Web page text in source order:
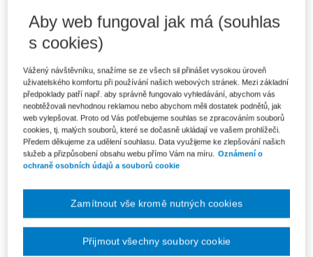
Upozorňujeme, že v období od 1.8. do 21.8. z technických
důvodů nemůžeme vystavovat daňové doklady. Budou vám
zaslány dodatečně e-mailem.
Ceny jsou včetně DPH
Ke stažení
Meritum Daň z příjmů 2023_obsah
Meritum Daň z příjmů 2023_ukazka
Wolters Kluwer
Autor Jiří Vychopeň
Aby web fungoval jak má (souhlas
s cookies)
Vážený návštěvníku, snažíme se ze všech sil přinášet vysokou úroveň
uživatelského komfortu při používání našich webových stránek. Mezi základní
předpoklady patří např. aby správně fungovalo vyhledávání, abychom vás
neobtěžovali nevhodnou reklamou nebo abychom měli dostatek podnětů, jak
web vylepšovat. Proto od Vás potřebujeme souhlas se zpracováním souborů
cookies, tj. malých souborů, které se dočasně ukládají ve vašem prohlížeči.
Předem děkujeme za udělení souhlasu. Data využijeme ke zlepšování našich
služeb a přizpůsobení obsahu webu přímo Vám na míru.
Oznámení o
ochraně osobních údajů a souborů cookie
Zamítnout vše kromě nutných cookies
Přijmout všechny soubory cookie